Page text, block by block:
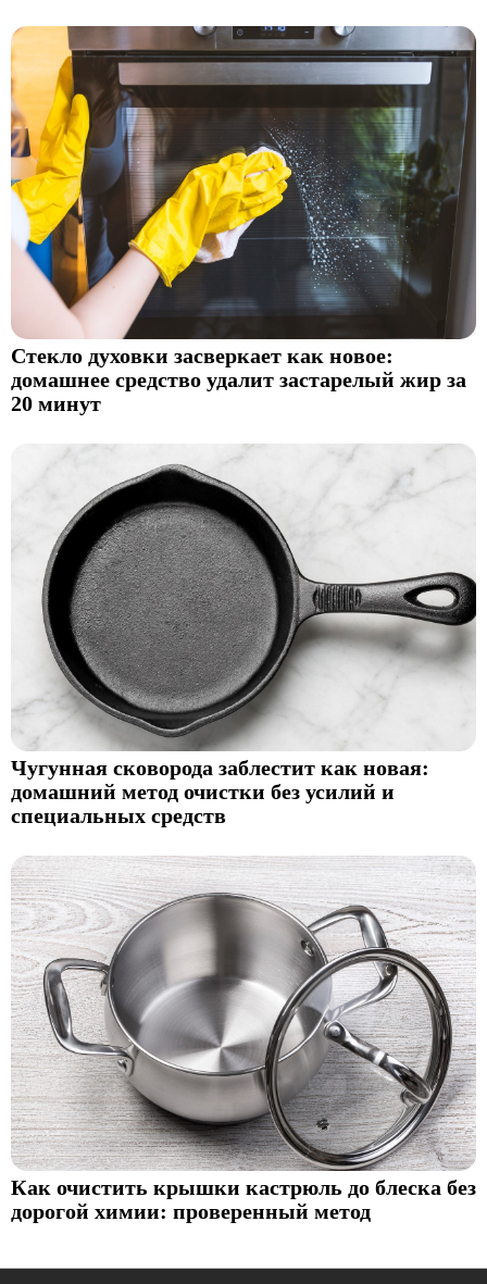
Стекло духовки засверкает как новое:
домашнее средство удалит застарелый жир за
20 минут
Чугунная сковорода заблестит как новая:
домашний метод очистки без усилий и
специальных средств
Как очистить крышки кастрюль до блеска без
дорогой химии: проверенный метод